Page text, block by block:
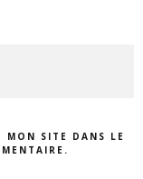
MON SITE DANS LE